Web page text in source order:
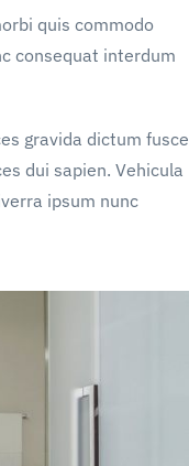
quis commodo
consequat interdum
gravida dictum fusce
dui sapien. Vehicula
ipsum nunc